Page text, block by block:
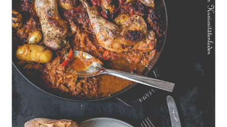
Geschmorte Hähnchenschenkel auf Paprikakraut und kleinen
Kartoffeln